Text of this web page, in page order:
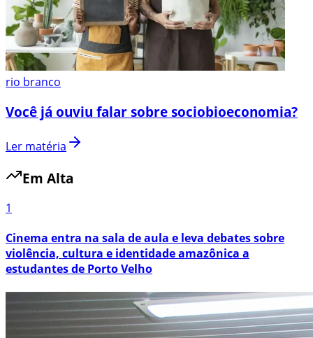
rio branco
Você já ouviu falar sobre sociobioeconomia?
Ler matéria
Em Alta
1
Cinema entra na sala de aula e leva debates sobre
violência, cultura e identidade amazônica a
estudantes de Porto Velho